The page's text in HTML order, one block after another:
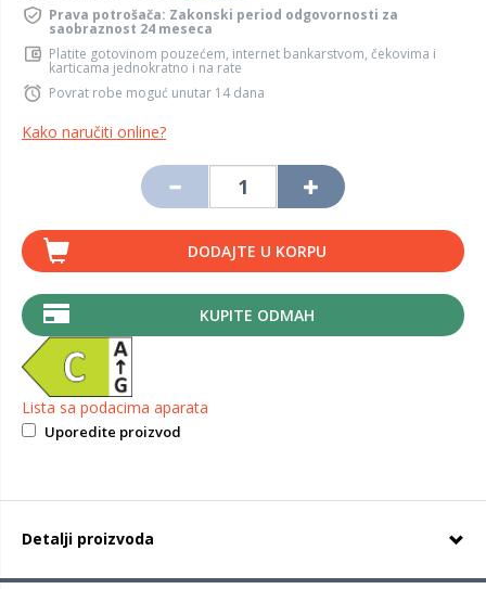
Prava potrošača: Zakonski period odgovornosti za
saobraznost 24 meseca
Platite gotovinom pouzećem, internet bankarstvom, čekovima i
karticama jednokratno i na rate
Povrat robe moguć unutar 14 dana
Kako naručiti online?
DODAJTE U KORPU
KUPITE ODMAH
Lista sa podacima aparata
Uporedite proizvod
Detalji proizvoda